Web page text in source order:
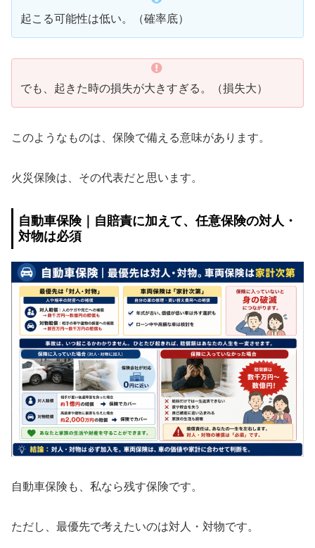
起こる可能性は低い。（確率底）
でも、起きた時の損失が大きすぎる。（損失大）
このようなものは、保険で備える意味があります。
火災保険は、その代表だと思います。
自動車保険｜自賠責に加えて、任意保険の対人・
対物は必須
自動車保険も、私なら残す保険です。
ただし、最優先で考えたいのは対人・対物です。